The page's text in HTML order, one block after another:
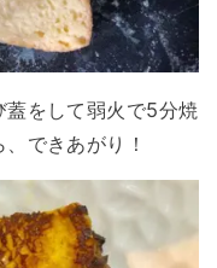
をして弱火で5分焼
できあがり！